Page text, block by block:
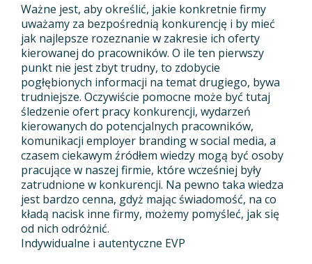
Ważne jest, aby określić, jakie konkretnie firmy
uważamy za bezpośrednią konkurencję i by mieć
jak najlepsze rozeznanie w zakresie ich oferty
kierowanej do pracowników. O ile ten pierwszy
punkt nie jest zbyt trudny, to zdobycie
pogłębionych informacji na temat drugiego, bywa
trudniejsze. Oczywiście pomocne może być tutaj
śledzenie ofert pracy konkurencji, wydarzeń
kierowanych do potencjalnych pracowników,
komunikacji employer branding w social media, a
czasem ciekawym źródłem wiedzy mogą być osoby
pracujące w naszej firmie, które wcześniej były
zatrudnione w konkurencji. Na pewno taka wiedza
jest bardzo cenna, gdyż mając świadomość, na co
kładą nacisk inne firmy, możemy pomyśleć, jak się
od nich odróżnić.
Indywidualne i autentyczne EVP